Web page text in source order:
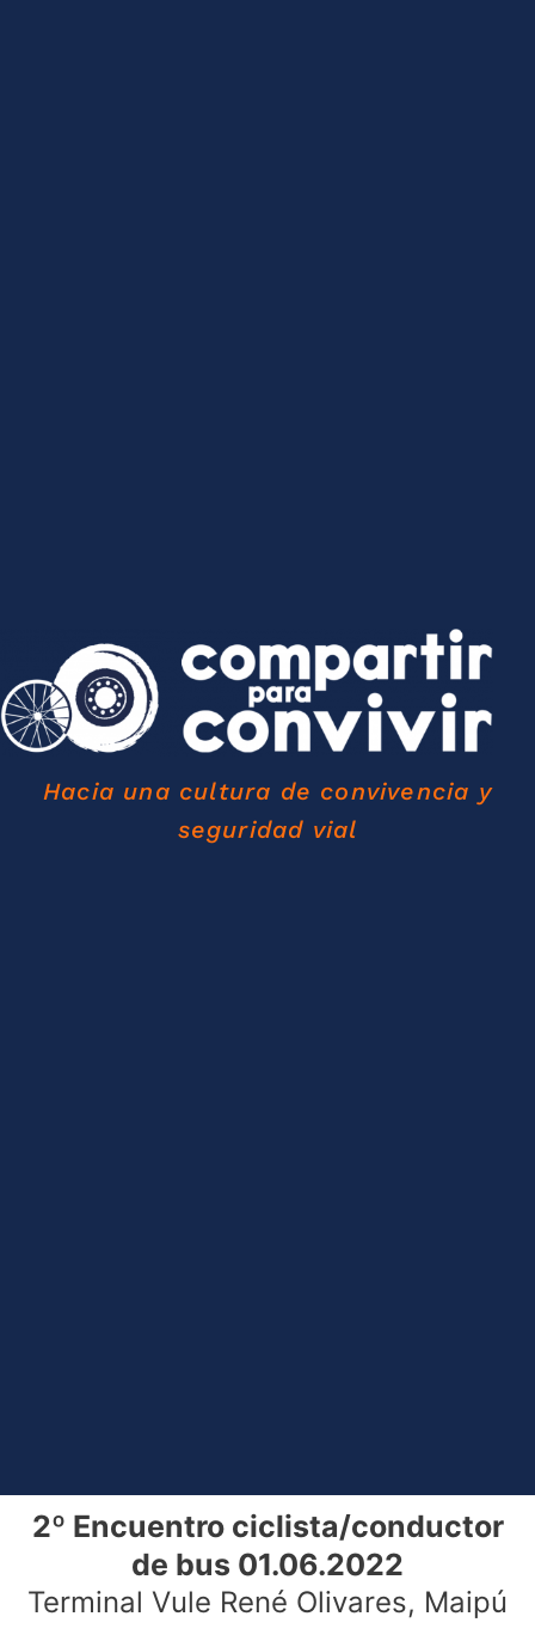
Hacia una cultura de convivencia y
seguridad vial
2º Encuentro ciclista/conductor
de bus 01.06.2022
Terminal Vule René Olivares, Maipú